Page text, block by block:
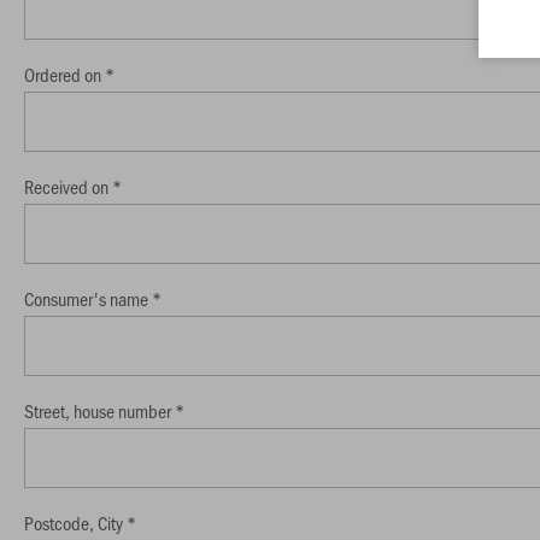
Ordered on *
Received on *
Consumer's name *
Street, house number *
Postcode, City *